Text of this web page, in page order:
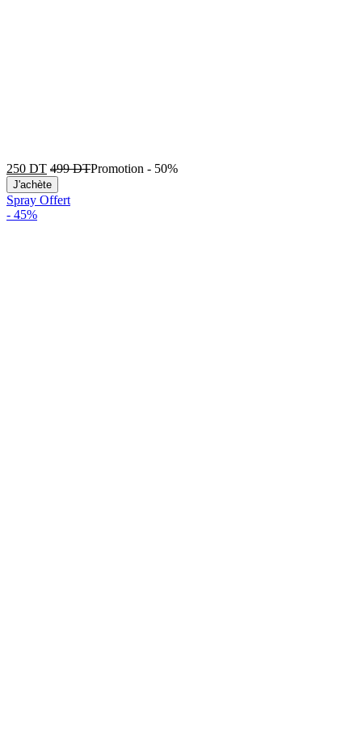
250 DT 499DTPromotion - 50%
J'achète
Spray Offert
- 45%